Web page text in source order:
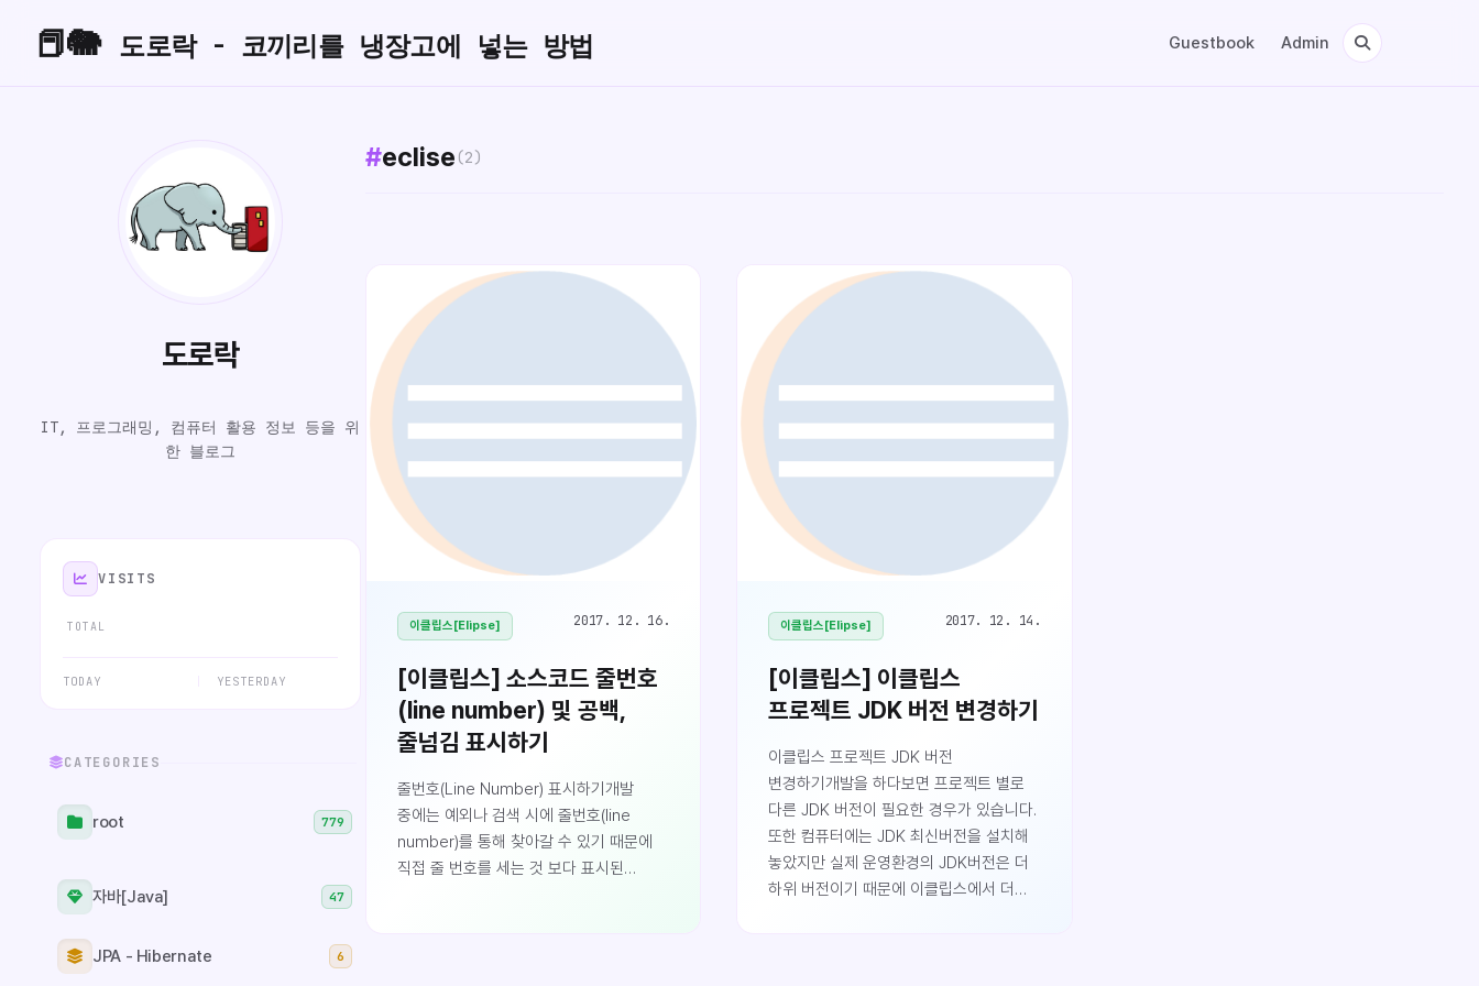
📕🐘 도로락 - 코끼리를 냉장고에 넣는 방법 Guestbook Admin
도로락
IT, 프로그래밍, 컴퓨터 활용 정보 등을 위
VISITS
TOTAL
TODAY YESTERDAY
CATEGORIES
root 779
자바[Java] 47
JPA - Hibernate 6
#eclise (2)
이클립스[Elipse] 2017. 12. 16.
[이클립스] 소스코드 줄번호
(line number) 및 공백,
줄넘김 표시하기
줄번호(Line Number) 표시하기개발
중에는 예외나 검색 시에 줄번호(line
number)를 통해 찾아갈 수 있기 때문에
직접 줄 번호를 세는 것 보다 표시된
이클립스[Elipse] 2017. 12. 14.
[이클립스] 이클립스
프로젝트 JDK 버전 변경하기
이클립스 프로젝트 JDK 버전
변경하기개발을 하다보면 프로젝트 별로
다른 JDK 버전이 필요한 경우가 있습니다.
또한 컴퓨터에는 JDK 최신버전을 설치해
놓았지만 실제 운영환경의 JDK버전은 더
하위 버전이기 때문에 이클립스에서 더